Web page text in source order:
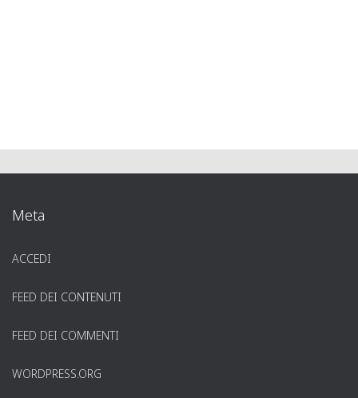
Meta
ACCEDI
FEED DEI CONTENUTI
FEED DEI COMMENTI
WORDPRESS.ORG